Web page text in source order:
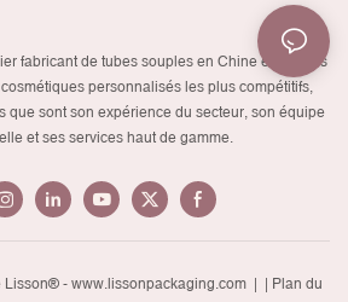
fabricant de tubes souples en Chine et l'un des
personnalisés les plus compétitifs,
que sont son expérience du secteur, son équipe
et ses services haut de gamme.
Lisson® - www.lissonpackaging.com
| Plan du